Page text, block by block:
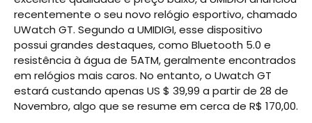
recentemente o seu novo relógio esportivo, chamado
UWatch GT. Segundo a UMIDIGI, esse dispositivo
possui grandes destaques, como Bluetooth 5.0 e
resistência à água de 5ATM, geralmente encontrados
em relógios mais caros. No entanto, o Uwatch GT
estará custando apenas US $ 39,99 a partir de 28 de
Novembro, algo que se resume em cerca de R$ 170,00.